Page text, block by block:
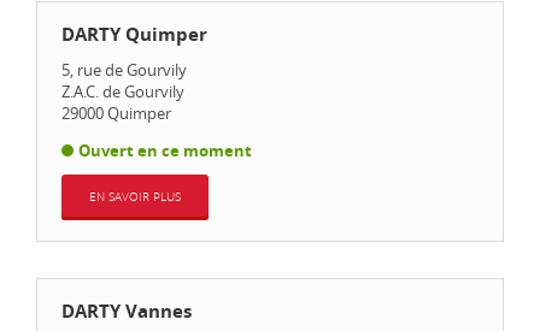
DARTY Quimper
5, rue de Gourvily
Z.A.C. de Gourvily
29000Quimper
Ouvert en ce moment
EN SAVOIR PLUS
DARTY Vannes